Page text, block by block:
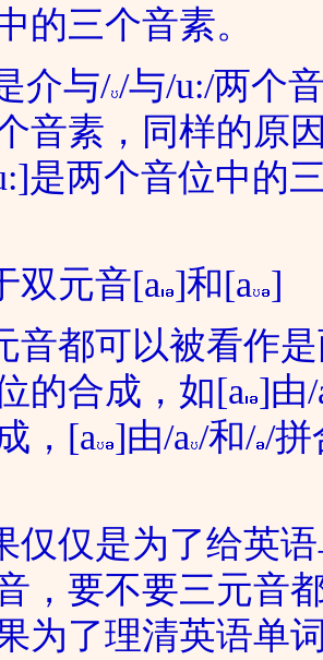
的三个音素。
介与/ /与/u:/两个
音素，同样的原
是两个音位中的
双元音[a ]和[a ]
音都可以被看作
的合成，如[a ]由/
，[a ]由/a /和/ /拼
仅仅是为了给英
，要不要三元音
为了理清英语单